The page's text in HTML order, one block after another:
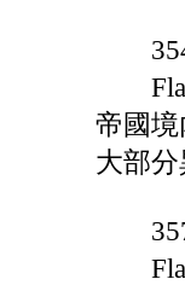
354
帝國
大部分
357